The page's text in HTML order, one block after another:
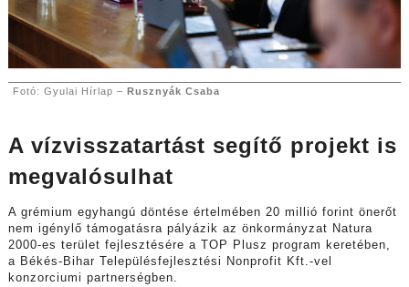
Fotó: Gyulai Hírlap – Rusznyák Csaba
A vízvisszatartást segítő projekt is
megvalósulhat
A grémium egyhangú döntése értelmében 20 millió forint önerőt
nem igénylő támogatásra pályázik az önkormányzat Natura
2000-es terület fejlesztésére a TOP Plusz program keretében,
a Békés-Bihar Településfejlesztési Nonprofit Kft.-vel
konzorciumi partnerségben.